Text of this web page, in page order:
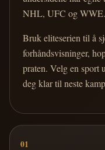
NHL, UFC og WWE.
Bruk eliteserien til å
forhåndsvisninger,
praten. Velg en sport
deg klar til neste
01